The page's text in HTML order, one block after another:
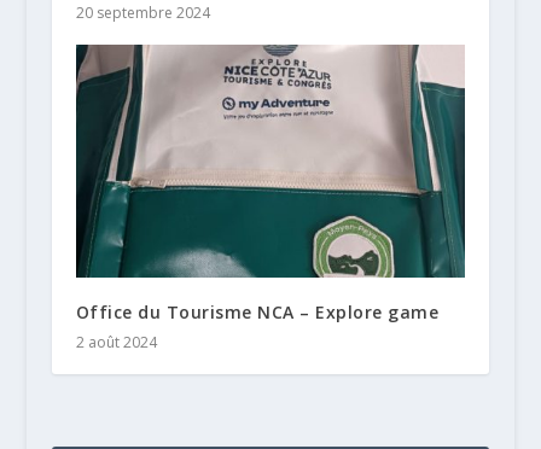
20 septembre 2024
Office du Tourisme NCA – Explore game
2 août 2024